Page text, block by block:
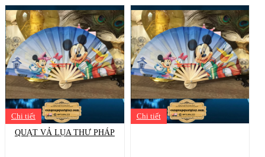
Chi tiết
QUẠT VẢ LỤA THƯ PHÁP
Chi tiết